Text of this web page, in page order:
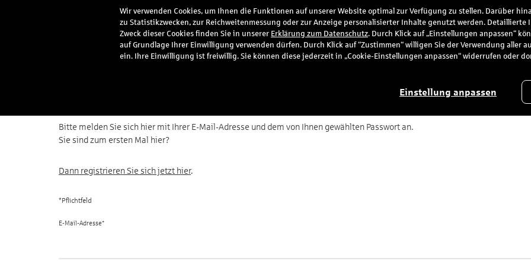
Meine Vorteile Service
Bitte melden Sie sich hier mit Ihrer E-Mail-Adresse und dem von Ihnen gewählten Passwort an.
Sie sind zum ersten Mal hier?
Dann registrieren Sie sich jetzt hier.
E-Mail-Adresse*
Wir verwenden Cookies, um Ihnen die Funktionen auf unserer Website optimal zur Verfügung zu stellen. Darüber
zu Statistikzwecken, zur Reichweitenmessung oder zur Anzeige personalisierter Inhalte genutzt werden.
Zweck dieser Cookies finden Sie in unserer Erklärung zum Datenschutz. Durch Klick auf „Einstellungen anpassen“
auf Grundlage Ihrer Einwilligung verwenden dürfen. Durch Klick auf “Zustimmen“ willigen Sie der Verwendung aller
ein. Ihre Einwilligung ist freiwillig. Sie können diese jederzeit in „Cookie-Einstellungen anpassen“ widerrufen oder
Einstellung anpassen